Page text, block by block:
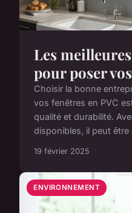
Les
pour poser
Choisir la bonne
vos fenêtres en PVC
qualité et durabilité.
disponibles, il peut
19 février 2025
ENVIRONNEMENT